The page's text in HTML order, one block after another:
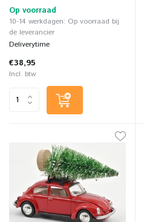
Op voorraad
10-14 werkdagen: Op voorraad bij
de leverancier
Deliverytime
€38,95
Incl. btw